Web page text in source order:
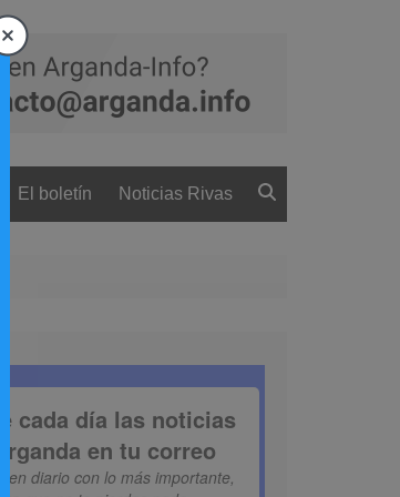
El boletín Noticias Rivas